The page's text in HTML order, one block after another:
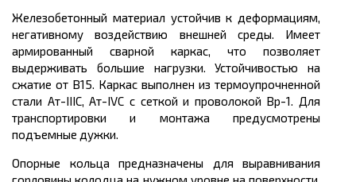
Железобетонный материал устойчив к деформациям,
негативному воздействию внешней среды. Имеет
армированный сварной каркас, что позволяет
выдерживать большие нагрузки. Устойчивостью на
сжатие от В15. Каркас выполнен из термоупрочненной
стали Ат-IIIС, Ат-IVС с сеткой и проволокой Вр-1. Для
транспортировки и монтажа предусмотрены
подъемные дужки.
Опорные кольца предназначены для выравнивания